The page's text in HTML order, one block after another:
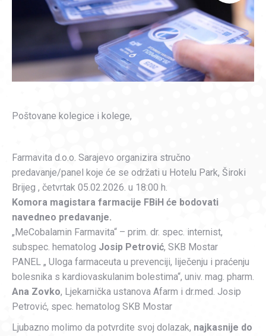
Poštovane kolegice i kolege,
Farmavita d.o.o. Sarajevo organizira stručno
predavanje/panel koje će se održati u Hotelu Park, Široki
Brijeg , četvrtak 05.02.2026. u 18:00 h.
Komora magistara farmacije FBiH će bodovati
navedneo predavanje.
„MeCobalamin Farmavita“ – prim. dr. spec. internist,
subspec. hematolog Josip Petrović, SKB Mostar
PANEL „ Uloga farmaceuta u prevenciji, liječenju i praćenju
bolesnika s kardiovaskulanim bolestima“, univ. mag. pharm.
Ana Zovko, Ljekarnička ustanova Afarm i dr.med. Josip
Petrović, spec. hematolog SKB Mostar
Ljubazno molimo da potvrdite svoj dolazak, najkasnije do